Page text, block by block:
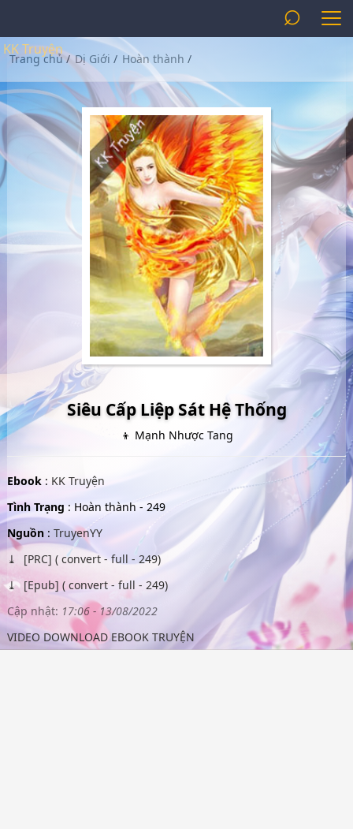
KK Truyện
⌕
Trang chủ/ Dị Giới / Hoàn thành /
Siêu Cấp Liệp Sát Hệ Thống
👦 Mạnh Nhược Tang
Ebook : KK Truyện
Tình Trạng : Hoàn thành - 249
Nguồn: TruyenYY
[PRC] ( convert - full - 249)
[Epub] ( convert - full - 249)
Cập nhật: 17:06 - 13/08/2022
VIDEO DOWNLOAD EBOOK TRUYỆN